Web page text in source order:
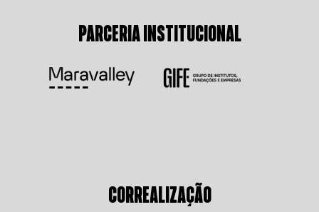
PARCERIA INSTITUCIONAL
CORREALIZAÇÃO